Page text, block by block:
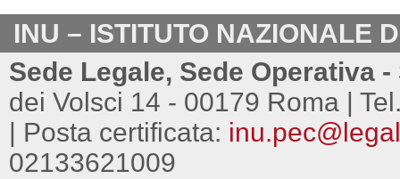
INU – ISTITUTO NAZIONALE
Sede Legale, Sede Operativa
dei Volsci 14 - 00179 Roma |
| Posta certificata:
02133621009